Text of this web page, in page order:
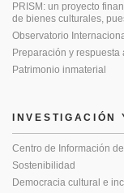
PRISM: un proyecto
de bienes culturales,
Observatorio
Preparación y
Patrimonio inmaterial
INVESTIGACIÓN
Centro de Información
Sostenibilidad
Democracia cultural e